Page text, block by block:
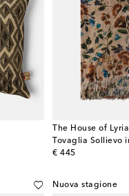
The House of Lyria
€ 445
original price
Nuova stagione